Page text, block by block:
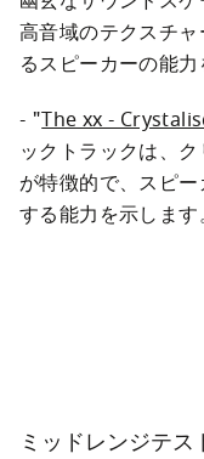
高音域のテクスチ
るスピーカーの能力
- "The xx -
ックトラックは、
が特徴的で、スピ
する能力を示します。
ミッドレンジテス